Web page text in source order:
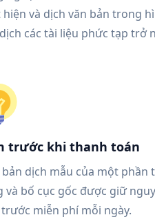
hiện và dịch văn bản trong
các tài liệu phức tạp trở
trước khi thanh toán
bản dịch mẫu của một phần
và bố cục gốc được giữ
miễn phí mỗi ngày.